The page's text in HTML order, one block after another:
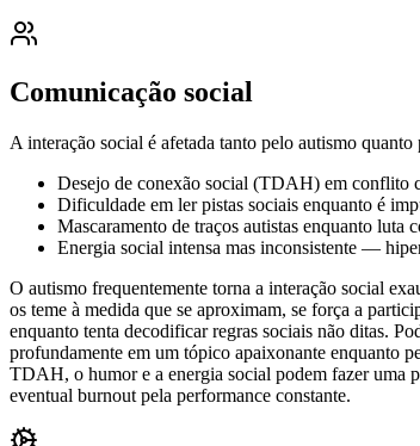
Comunicação social
A interação social é afetada tanto pelo autismo
Desejo de conexão social (TDAH) em conflito
Dificuldade em ler pistas sociais enquanto é
Mascaramento de traços autistas enquanto
Energia social intensa mas inconsistente —
O autismo frequentemente torna a interação social
os teme à medida que se aproximam, se força a
enquanto tenta decodificar regras sociais não ditas.
profundamente em um tópico apaixonante enquanto
TDAH, o humor e a energia social podem fazer uma
eventual burnout pela performance constante.